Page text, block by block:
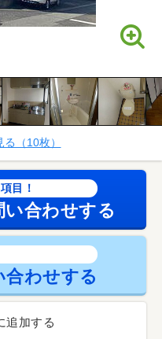
（10枚）
目！
合わせする
合わせする
追加する